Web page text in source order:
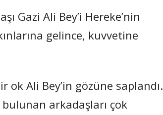
Gazi Ali Bey’i Hereke’nin
gelince, kuvvetine
ok Ali Bey’in gözüne saplandı.
arkadaşları çok